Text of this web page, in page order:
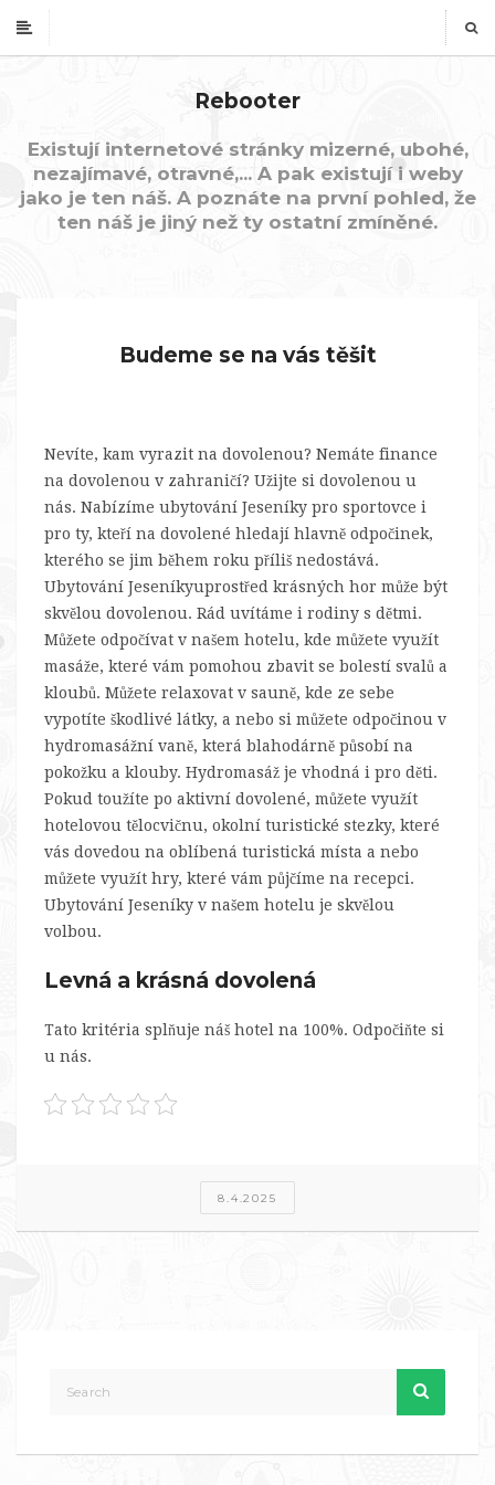
Rebooter
Existují internetové stránky mizerné, ubohé,
nezajímavé, otravné,... A pak existují i weby
jako je ten náš. A poznáte na první pohled, že
ten náš je jiný než ty ostatní zmíněné.
Budeme se na vás těšit
Nevíte, kam vyrazit na dovolenou? Nemáte finance
na dovolenou v zahraničí? Užijte si dovolenou u
nás. Nabízíme ubytování Jeseníky pro sportovce i
pro ty, kteří na dovolené hledají hlavně odpočinek,
kterého se jim během roku příliš nedostává.
Ubytování Jeseníkyuprostřed krásných hor může být
skvělou dovolenou. Rád uvítáme i rodiny s dětmi.
Můžete odpočívat v našem hotelu, kde můžete využít
masáže, které vám pomohou zbavit se bolestí svalů a
kloubů. Můžete relaxovat v sauně, kde ze sebe
vypotíte škodlivé látky, a nebo si můžete odpočinou v
hydromasážní vaně, která blahodárně působí na
pokožku a klouby. Hydromasáž je vhodná i pro děti.
Pokud toužíte po aktivní dovolené, můžete využít
hotelovou tělocvičnu, okolní turistické stezky, které
vás dovedou na oblíbená turistická místa a nebo
můžete využít hry, které vám půjčíme na recepci.
Ubytování Jeseníky v našem hotelu je skvělou
volbou.
Levná a krásná dovolená
Tato kritéria splňuje náš hotel na 100%. Odpočiňte si
u nás.
8.4.2025